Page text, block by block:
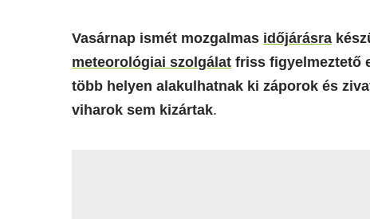
Vasárnap ismét mozgalmas időjárásra
meteorológiai szolgálat friss figyelmeztető
több helyen alakulhatnak ki záporok és
viharok sem kizártak.